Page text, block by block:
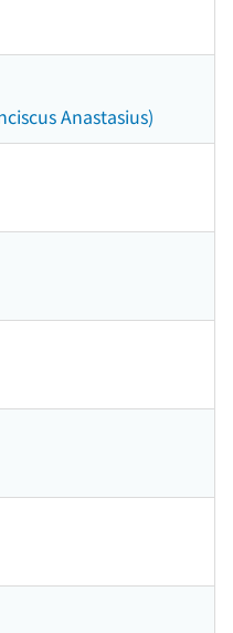
Anastasius)